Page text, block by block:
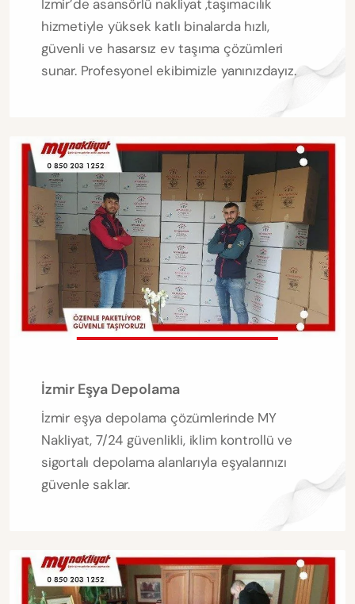
İzmir’de asansörlü nakliyat ,taşımacılık
hizmetiyle yüksek katlı binalarda hızlı,
güvenli ve hasarsız ev taşıma çözümleri
sunar. Profesyonel ekibimizle yanınızdayız.
İzmir Eşya Depolama
İzmir eşya depolama çözümlerinde MY
Nakliyat, 7/24 güvenlikli, iklim kontrollü ve
sigortalı depolama alanlarıyla eşyalarınızı
güvenle saklar.